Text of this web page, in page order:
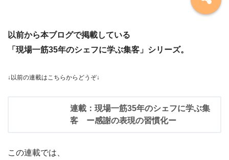
以前から本ブログで掲載している
「現場一筋35年のシェフに学ぶ集客」シリーズ。
↓ 以前の連載はこちらからどうぞ↓
連載：現場一筋35年のシェフに学ぶ集
客 ー感謝の表現の習慣化ー
この連載では、